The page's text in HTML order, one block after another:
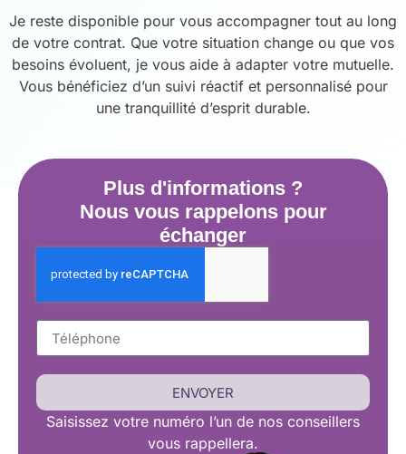
Je reste disponible pour vous accompagner tout au long
de votre contrat. Que votre situation change ou que vos
besoins évoluent, je vous aide à adapter votre mutuelle.
Vous bénéficiez d’un suivi réactif et personnalisé pour
une tranquillité d’esprit durable.
Plus d'informations ?
Nous vous rappelons pour
échanger
ENVOYER
Saisissez votre numéro l’un de nos conseillers
vous rappellera.